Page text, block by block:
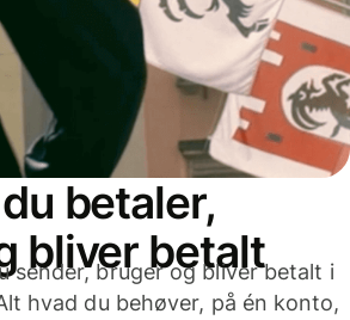
betaler,
bliver betalt
sender, bruger og bliver betalt i
hvad du behøver, på én konto,